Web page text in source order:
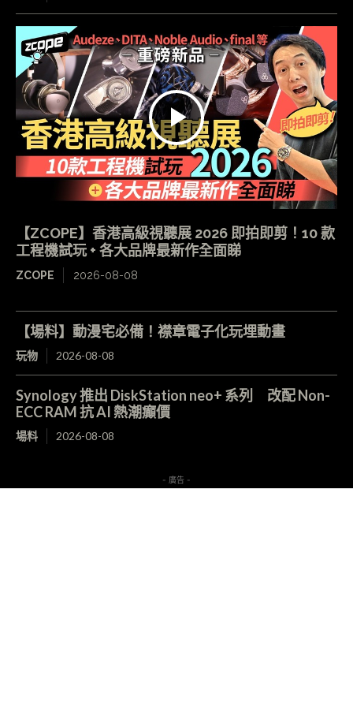
【ZCOPE】香港高級視聽展 2026 即拍即剪！10 款
工程機試玩 + 各大品牌最新作全面睇
ZCOPE 2026-08-08
【場料】動漫宅必備！襟章電子化玩埋動畫
玩物 2026-08-08
Synology 推出 DiskStation neo+ 系列 改配 Non-
ECC RAM 抗 AI 熱潮癲價
場料 2026-08-08
- 廣告 -